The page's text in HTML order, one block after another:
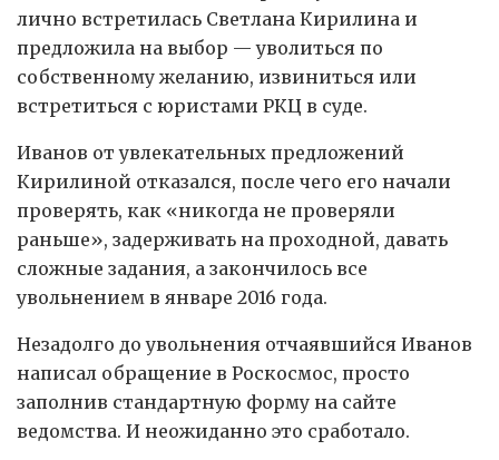
лично встретилась Светлана Кирилина и
предложила на выбор — уволиться по
собственному желанию, извиниться или
встретиться с юристами РКЦ в суде.
Иванов от увлекательных предложений
Кирилиной отказался, после чего его начали
проверять, как «никогда не проверяли
раньше», задерживать на проходной, давать
сложные задания, а закончилось все
увольнением в январе 2016 года.
Незадолго до увольнения отчаявшийся Иванов
написал обращение в Роскосмос, просто
заполнив стандартную форму на сайте
ведомства. И неожиданно это сработало.